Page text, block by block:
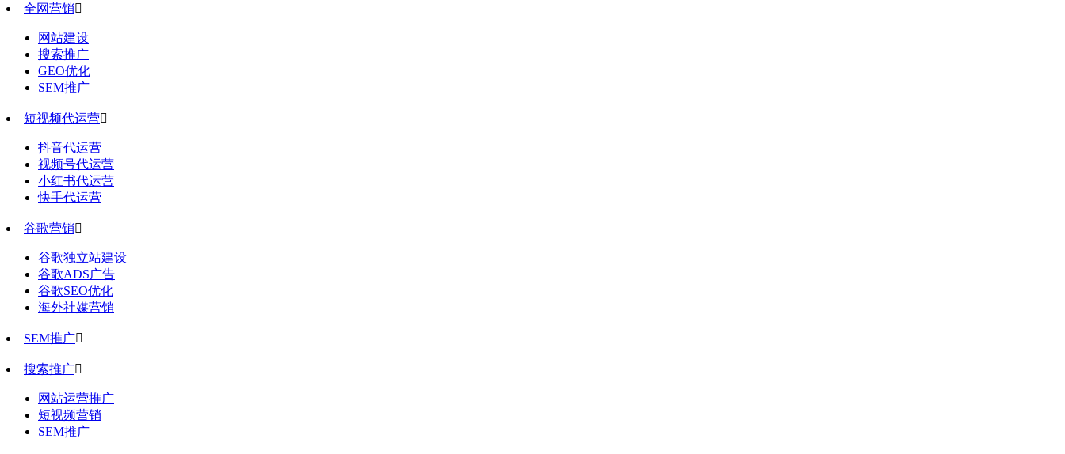
全网营销
网站建设
搜索推广
GEO优化
SEM推广
短视频代运营
抖音代运营
视频号代运营
小红书代运营
快手代运营
谷歌营销
谷歌独立站建设
谷歌ADS广告
谷歌SEO优化
海外社媒营销
SEM推广
搜索推广
网站运营推广
短视频营销
SEM推广